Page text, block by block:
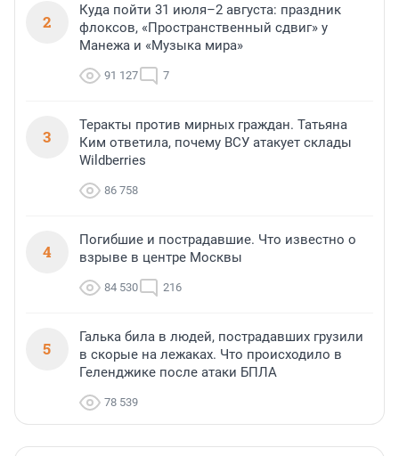
2
Куда пойти 31 июля–2 августа: праздник
флоксов, «Пространственный сдвиг» у
Манежа и «Музыка мира»
91 127 7
3
Теракты против мирных граждан. Татьяна
Ким ответила, почему ВСУ атакует склады
Wildberries
86 758
4
Погибшие и пострадавшие. Что известно о
взрыве в центре Москвы
84 530 216
5
Галька била в людей, пострадавших грузили
в скорые на лежаках. Что происходило в
Геленджике после атаки БПЛА
78 539